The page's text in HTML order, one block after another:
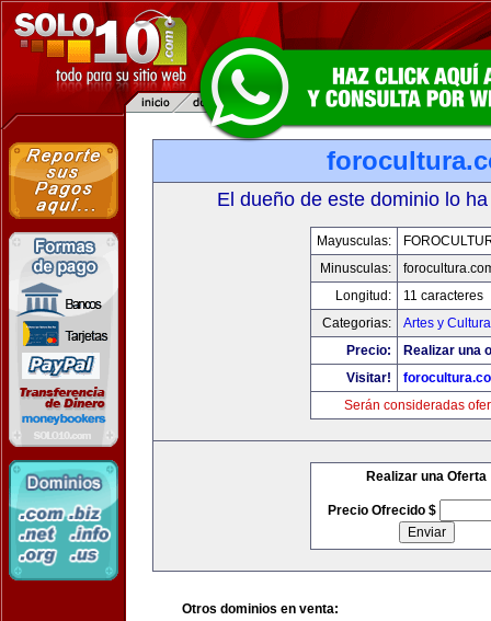
El dueño de este dominio lo
Mayusculas:
Minusculas:
Longitud:
11 caracteres
Categorias:
Artes y Cultura
Precio:
Realizar una
Visitar!
Serán consideradas
Realizar una Oferta
Precio Ofrecido $
Otros dominios en venta: